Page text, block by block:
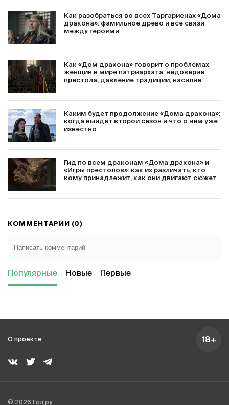
Как разобраться во всех Таргариенах «Дома
дракона»: фамильное древо и все связи
между героями
Как «Дом дракона» говорит о проблемах
женщин в мире патриархата: недоверие
престола, давление традиций, насилие
Каким будет продолжение «Дома дракона»:
когда выйдет второй сезон и что о нем уже
известно
Гид по всем драконам «Дома дракона» и
«Игры престолов»: как их различать, кто
кому принадлежит, как они двигают сюжет
КОММЕНТАРИИ (0)
Популярные Новые Первые
О проекте 18+
© 2026 Гол.ру